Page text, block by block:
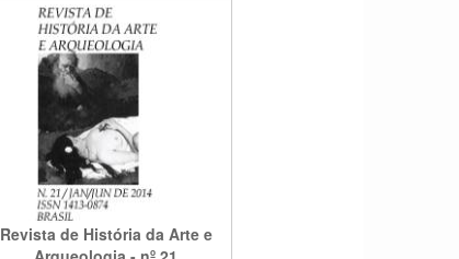
Revista de História da Arte e